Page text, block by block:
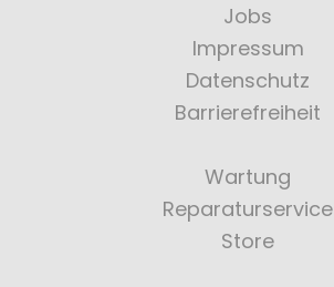
Jobs
Impressum
Datenschutz
Barrierefreiheit
Wartung
Reparaturservice
Store